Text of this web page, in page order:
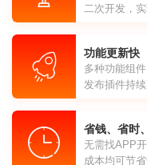
二次开发，
功能更新快
多种功能组
发布插件持
省钱、省时
无需找APP
成本均可节